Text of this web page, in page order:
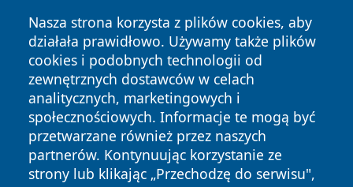
Nasza strona korzysta z plików cookies, aby
działała prawidłowo. Używamy także plików
cookies i podobnych technologii od
zewnętrznych dostawców w celach
analitycznych, marketingowych i
społecznościowych. Informacje te mogą być
przetwarzane również przez naszych
partnerów. Kontynuując korzystanie ze
strony lub klikając „Przechodzę do serwisu",
Copyright © 2026 raciborski24.pl Wszystkie prawa
zastrzeżone.
News Autorzy
Polityka
Prywatności
Polityka
Cookies